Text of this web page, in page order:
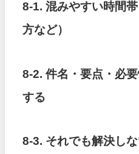
8-1. 混みやすい時間
方など）
8-2. 件名・要点・必
する
8-3. それでも解決し